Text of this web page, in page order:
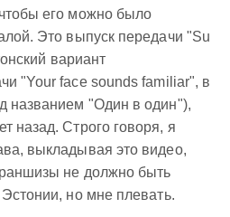
его можно было
Это выпуск передачи "Su
вариант
"Your face sounds familiar", в
названием "Один в один"),
назад. Строго говоря, я
выкладывая это видео,
не должно быть
но мне плевать.